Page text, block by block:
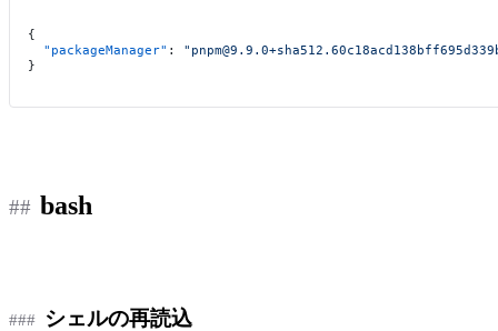
{
  "packageManager"
:
}
bash
シェルの再読込